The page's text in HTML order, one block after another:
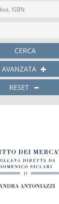
CERCA
AVANZATA
RESET